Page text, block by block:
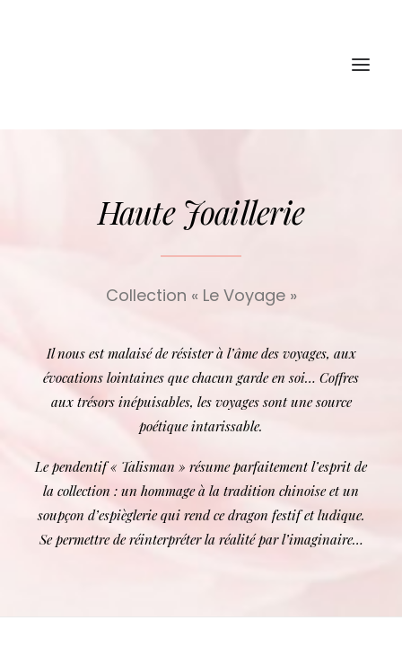
HAUTE JOAILLERIE
LOGIN / REGISTER
Haute Joaillerie
Collection « Le Voyage »
Il nous est malaisé de résister à l’âme des voyages, aux
évocations lointaines que chacun garde en soi… Coffres
aux trésors inépuisables, les voyages sont une source
poétique intarissable.
Le pendentif « Talisman » résume parfaitement l’esprit de
la collection : un hommage à la tradition chinoise et un
soupçon d’espièglerie qui rend ce dragon festif et ludique.
Se permettre de réinterpréter la réalité par l’imaginaire…